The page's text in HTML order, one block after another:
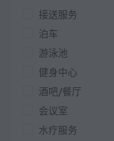
接送服务
泊车
游泳池
健身中心
酒吧/餐厅
会议室
水疗服务